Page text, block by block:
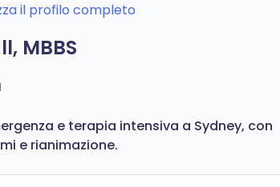
il profilo completo
MBBS
e terapia intensiva a Sydney, con
e rianimazione.